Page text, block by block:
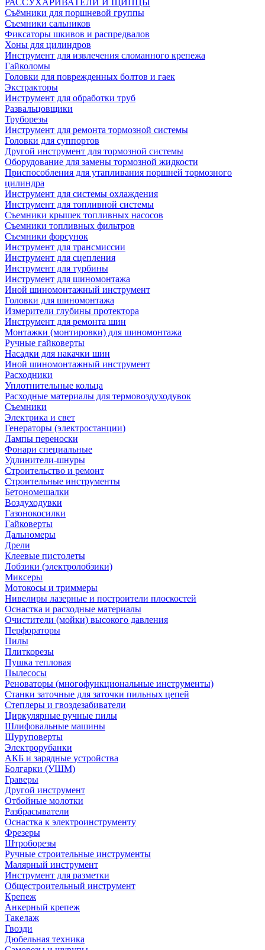
РАССУХАРИВАТЕЛИ И ЩИПЦЫ
Съёмники для поршневой группы
Съемники сальников
Фиксаторы шкивов и распредвалов
Хоны для цилиндров
Инструмент для извлечения сломанного крепежа
Гайколомы
Головки для поврежденных болтов и гаек
Экстракторы
Инструмент для обработки труб
Развальцовщики
Труборезы
Инструмент для ремонта тормозной системы
Головки для суппортов
Другой инструмент для тормозной системы
Оборудование для замены тормозной жидкости
Приспособления для утапливания поршней тормозного
цилиндра
Инструмент для системы охлаждения
Инструмент для топливной системы
Съемники крышек топливных насосов
Съемники топливных фильтров
Съемники форсунок
Инструмент для трансмиссии
Инструмент для сцепления
Инструмент для турбины
Инструмент для шиномонтажа
Иной шиномонтажный инструмент
Головки для шиномонтажа
Измерители глубины протектора
Инструмент для ремонта шин
Монтажки (монтировки) для шиномонтажа
Ручные гайковерты
Насадки для накачки шин
Иной шиномонтажный инструмент
Расходники
Уплотнительные кольца
Расходные материалы для термовоздуходувок
Съемники
Электрика и свет
Генераторы (электростанции)
Лампы переноски
Фонари специальные
Удлинители-шнуры
Строительство и ремонт
Строительные инструменты
Бетономешалки
Воздуходувки
Газонокосилки
Гайковерты
Дальномеры
Дрели
Клеевые пистолеты
Лобзики (электролобзики)
Миксеры
Мотокосы и триммеры
Нивелиры лазерные и построители плоскостей
Оснастка и расходные материалы
Очистители (мойки) высокого давления
Перфораторы
Пилы
Плиткорезы
Пушка тепловая
Пылесосы
Реноваторы (многофункциональные инструменты)
Станки заточные для заточки пильных цепей
Степлеры и гвоздезабиватели
Циркулярные ручные пилы
Шлифовальные машины
Шуруповерты
Электрорубанки
АКБ и зарядные устройства
Болгарки (УШМ)
Граверы
Другой инструмент
Отбойные молотки
Разбрасыватели
Оснастка к электроинструменту
Фрезеры
Штроборезы
Ручные строительные инструменты
Малярный инструмент
Инструмент для разметки
Общестроительный инструмент
Крепеж
Анкерный крепеж
Такелаж
Гвозди
Дюбельная техника